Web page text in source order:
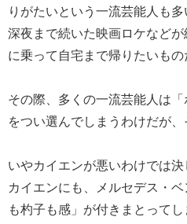
りがたいという一流芸能人も
深夜まで続いた映画ロケなど
に乗って自宅まで帰りたいもの
その際、多くの一流芸能人は
をつい選んでしまうわけだが、
いやカイエンが悪いわけでは
カイエンにも、メルセデス・
も杓子も感」が付きまとって